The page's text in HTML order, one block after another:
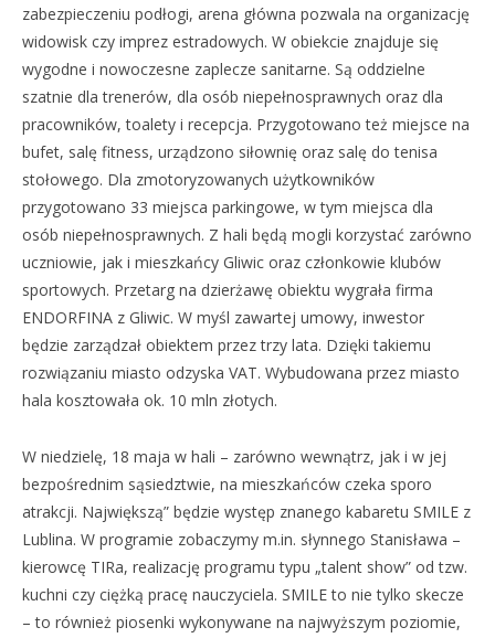
zabezpieczeniu podłogi, arena główna pozwala na organizację
widowisk czy imprez estradowych. W obiekcie znajduje się
wygodne i nowoczesne zaplecze sanitarne. Są oddzielne
szatnie dla trenerów, dla osób niepełnosprawnych oraz dla
pracowników, toalety i recepcja. Przygotowano też miejsce na
bufet, salę fitness, urządzono siłownię oraz salę do tenisa
stołowego. Dla zmotoryzowanych użytkowników
przygotowano 33 miejsca parkingowe, w tym miejsca dla
osób niepełnosprawnych. Z hali będą mogli korzystać zarówno
uczniowie, jak i mieszkańcy Gliwic oraz członkowie klubów
sportowych. Przetarg na dzierżawę obiektu wygrała firma
ENDORFINA z Gliwic. W myśl zawartej umowy, inwestor
będzie zarządzał obiektem przez trzy lata. Dzięki takiemu
rozwiązaniu miasto odzyska VAT. Wybudowana przez miasto
hala kosztowała ok. 10 mln złotych.
W niedzielę, 18 maja w hali – zarówno wewnątrz, jak i w jej
bezpośrednim sąsiedztwie, na mieszkańców czeka sporo
atrakcji. Największą” będzie występ znanego kabaretu SMILE z
Lublina. W programie zobaczymy m.in. słynnego Stanisława –
kierowcę TIRa, realizację programu typu „talent show” od tzw.
kuchni czy ciężką pracę nauczyciela. SMILE to nie tylko skecze
– to również piosenki wykonywane na najwyższym poziomie,